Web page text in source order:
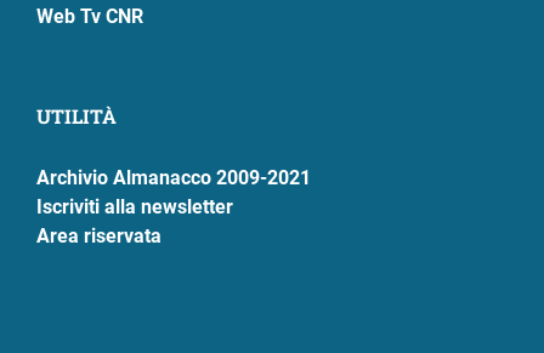
Web Tv CNR
UTILITÀ
Archivio Almanacco 2009-2021
Iscriviti alla newsletter
Area riservata